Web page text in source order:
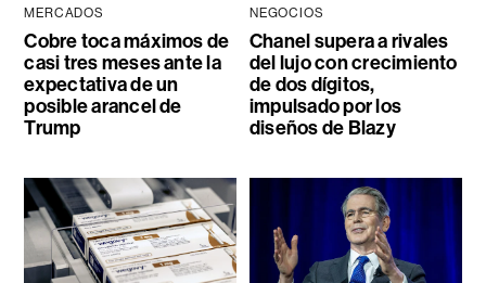
MERCADOS
Cobre toca máximos de
casi tres meses ante la
expectativa de un
posible arancel de
Trump
NEGOCIOS
Chanel supera a rivales
del lujo con crecimiento
de dos dígitos,
impulsado por los
diseños de Blazy